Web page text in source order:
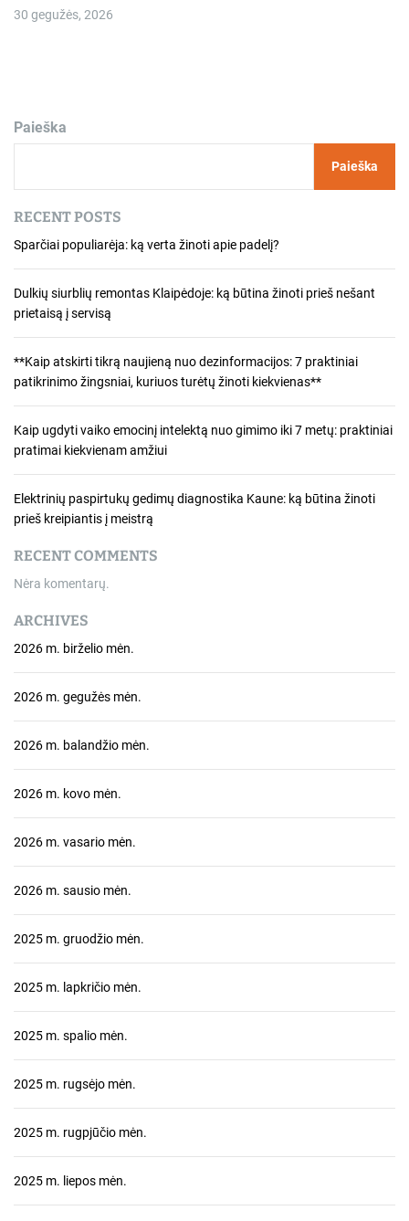
30 gegužės, 2026
Paieška
Paieška
RECENT POSTS
Sparčiai populiarėja: ką verta žinoti apie padelį?
Dulkių siurblių remontas Klaipėdoje: ką būtina žinoti prieš nešant
prietaisą į servisą
**Kaip atskirti tikrą naujieną nuo dezinformacijos: 7 praktiniai
patikrinimo žingsniai, kuriuos turėtų žinoti kiekvienas**
Kaip ugdyti vaiko emocinį intelektą nuo gimimo iki 7 metų: praktiniai
pratimai kiekvienam amžiui
Elektrinių paspirtukų gedimų diagnostika Kaune: ką būtina žinoti
prieš kreipiantis į meistrą
RECENT COMMENTS
Nėra komentarų.
ARCHIVES
2026 m. birželio mėn.
2026 m. gegužės mėn.
2026 m. balandžio mėn.
2026 m. kovo mėn.
2026 m. vasario mėn.
2026 m. sausio mėn.
2025 m. gruodžio mėn.
2025 m. lapkričio mėn.
2025 m. spalio mėn.
2025 m. rugsėjo mėn.
2025 m. rugpjūčio mėn.
2025 m. liepos mėn.